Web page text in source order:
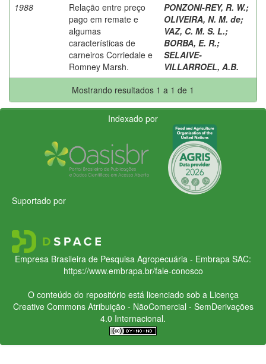
1988
Relação entre preço
pago em remate e
algumas
características de
carneiros Corriedale e
Romney Marsh.
PONZONI-REY, R. W.;
OLIVEIRA, N. M. de;
VAZ, C. M. S. L.;
BORBA, E. R.;
SELAIVE-
VILLARROEL, A.B.
Mostrando resultados 1 a 1 de 1
Indexado por
Suportado por
Empresa Brasileira de Pesquisa Agropecuária - Embrapa SAC:
https://www.embrapa.br/fale-conosco
O conteúdo do repositório está licenciado sob a Licença
Creative CommonsAtribuição - NãoComercial - SemDerivações
4.0 Internacional.